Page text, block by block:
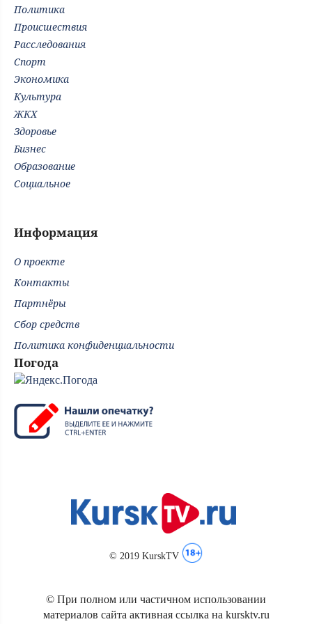
Политика
Происшествия
Расследования
Спорт
Экономика
Культура
ЖКХ
Здоровье
Бизнес
Образование
Социальное
Информация
О проекте
Контакты
Партнёры
Сбор средств
Политика конфиденциальности
Погода
© 2019 KurskTV
© При полном или частичном использовании
материалов сайта активная ссылка на kursktv.ru